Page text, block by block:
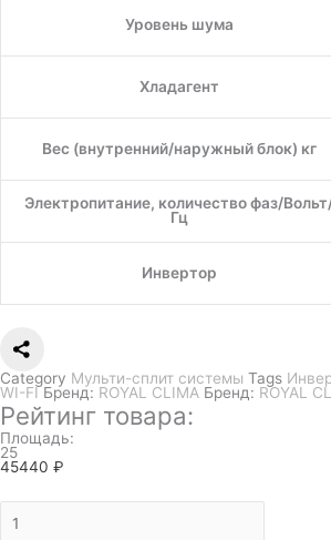
Уровень шума
Хладагент
Вес (внутренний/наружный блок) кг
Электропитание, количество фаз/
Гц
Инвертор
Category Мульти-сплит системы Tags
WI-FI Бренд: ROYAL CLIMA Бренд: ROYAL
Рейтинг товара:
Площадь:
25
45440 ₽